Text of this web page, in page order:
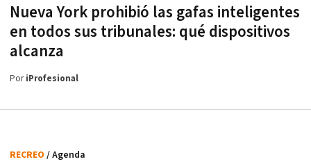
Nueva York prohibió las gafas inteligentes
en todos sus tribunales: qué dispositivos
alcanza
PoriProfesional
RECREO / Agenda